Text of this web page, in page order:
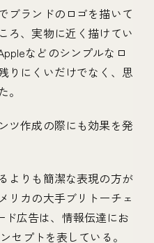
ブランドのロゴを描いて
ろ、実物に近く描けてい
などのシンプルなロ
りにくいだけでなく、思
ツ作成の際にも効果を発
よりも簡潔な表現の方が
リカの大手ブリトーチェ
広告は、情報伝達にお
セプトを表している。